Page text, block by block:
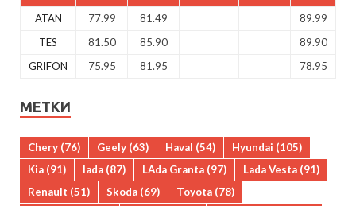
ATAN 77.99 81.49
89.99
TES
81.50 85.90
89.90
GRIFON
75.95 81.95 78.95
МЕТКИ
Chery (76) Geely (63) Haval (54) Hyundai (105)
Kia (91) lada (87) LAda Granta (97) Lada Vesta (91)
Renault (51) Skoda (69) Toyota (78)